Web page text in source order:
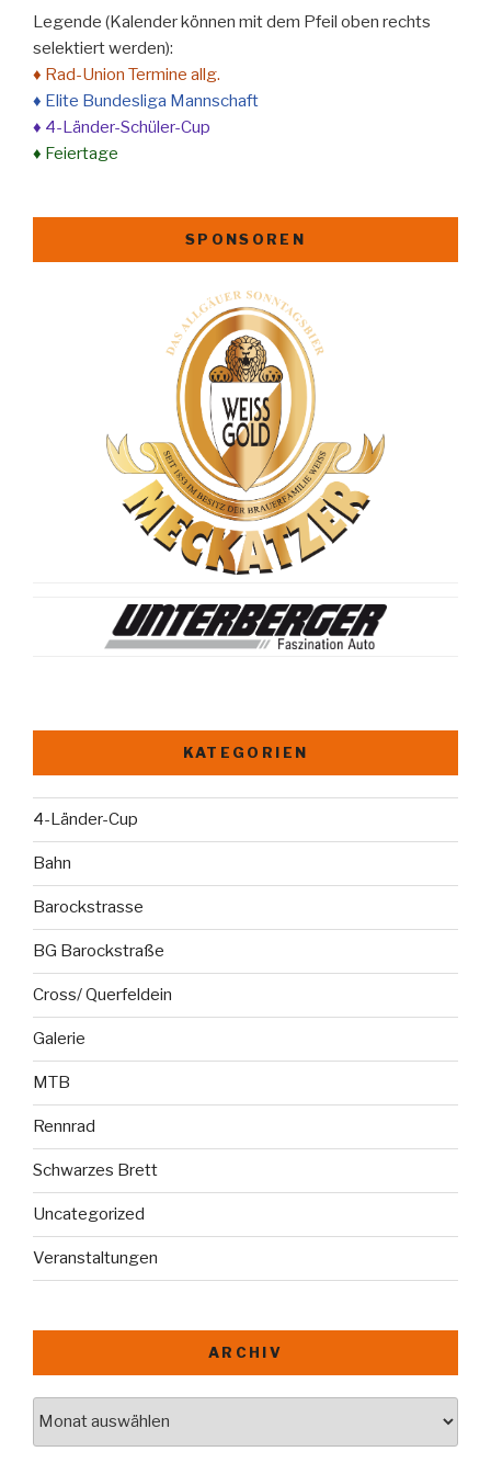
Legende (Kalender können mit dem Pfeil oben rechts
selektiert werden):
♦ Rad-Union Termine allg.
♦ Elite Bundesliga Mannschaft
♦ 4-Länder-Schüler-Cup
♦ Feiertage
SPONSOREN
KATEGORIEN
4-Länder-Cup
Bahn
Barockstrasse
BG Barockstraße
Cross/ Querfeldein
Galerie
MTB
Rennrad
Schwarzes Brett
Uncategorized
Veranstaltungen
ARCHIV